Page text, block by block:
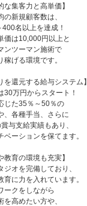
な集客力と高単価】
の新規顧客数は、
400名以上を達成！
価は10,000円以上と
ンツーマン施術で
稼げる環境です。
を還元する給与システム】
30万円からスタート！
じた35％～50％の
、各種手当、さらに
与支給実績もあり、
ベーションを保てます。
教育の環境も充実】
ジオを完備しており、
育に力を入れています。
ークをしながら
を高めたい方や、